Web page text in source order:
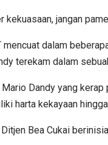
kekuasaan, jangan
dalam
terekam dalam
Dandy yang
harta kekayaan
Bea Cukai